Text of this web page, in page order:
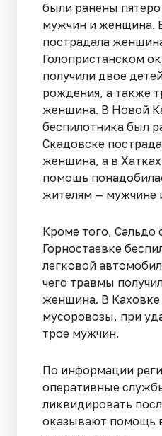
были ранены
мужчин и женщина.
пострадала
Голопристанском
получили двое
рождения, а также
женщина. В Новой
беспилотника был
Скадовске
женщина, а в
помощь
жителям — мужчине
Кроме того, Сальдо
Горностаевке
легковой
чего травмы
женщина. В
мусоровозы, при
трое мужчин.
По информации
оперативные
ликвидировать
оказывают помощь